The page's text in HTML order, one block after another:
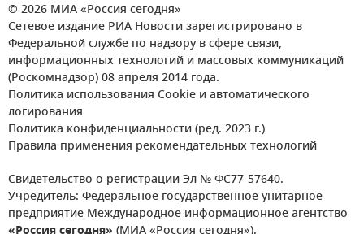
© 2026 МИА «Россия сегодня»
Сетевое издание РИА Новости зарегистрировано в
Федеральной службе по надзору в сфере связи,
информационных технологий и массовых коммуникаций
(Роскомнадзор) 08 апреля 2014 года.
Политика использования Cookie и автоматического
логирования
Политика конфиденциальности (ред. 2023 г.)
Правила применения рекомендательных технологий
Свидетельство о регистрации Эл № ФС77-57640.
Учредитель: Федеральное государственное унитарное
предприятие Международное информационное агентство